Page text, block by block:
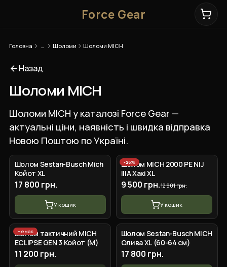
Force Gear
Головна Шоломи Шоломи MICH
Назад
Шоломи MICH
Шоломи MICH у каталозі Force Gear —
актуальні ціни, наявність і швидка відправка
Новою Поштою по Україні.
Шолом Sestan-Busch Mich
Койот XL
17 800 грн.
У кошик
-26%
Шолом MICH 2000 PE NIJ
IIIA Хакі XL
9 500 грн.12 901 грн.
У кошик
Немає
Шолом тактичний MICH
ECLIPSE GEN 3 Койот (M)
11 200 грн.
Шолом Sestan-Busch MICH
Олива XL (60-64 см)
17 800 грн.